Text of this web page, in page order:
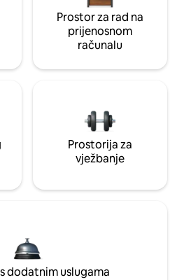
Prostor za rad na
prijenosnom
računalu
Prostorija za
vježbanje
dodatnim uslugama